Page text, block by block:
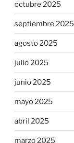
octubre 2025
septiembre 2025
agosto 2025
julio 2025
junio 2025
mayo 2025
abril 2025
marzo 2025